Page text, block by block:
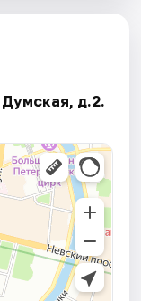
Думская, д.2.